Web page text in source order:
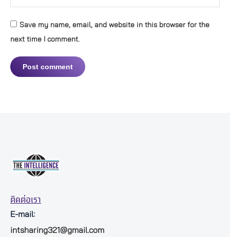
Save my name, email, and website in this browser for the
next time I comment.
Post comment
ติดต่อเรา
E-mail:
intsharing321@gmail.com